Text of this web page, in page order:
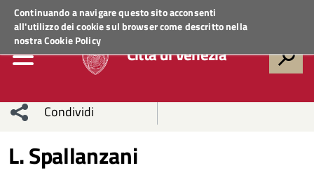
Continuando a navigare questo sito acconsenti
all'utilizzo dei cookie sul browser come descritto nella
nostraCookie Policy
Regione VenetoACCEDI AI SERVIZI
Città di Venezia
Condividi
Condividi
Condividi
L. Spallanzani